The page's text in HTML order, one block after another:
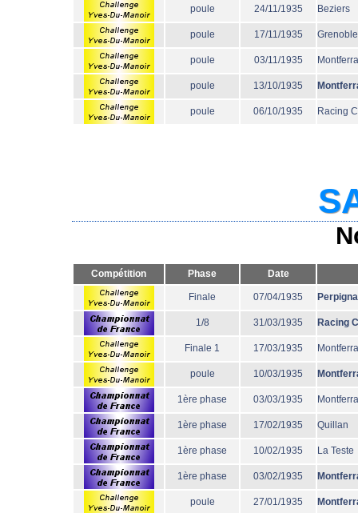
poule 24/11/1935 Beziers
poule 17/11/1935 Grenoble
poule 03/11/1935
poule 13/10/1935
poule 06/10/1935 Racing
Compétition Phase Date
Finale 07/04/1935
1/8 31/03/1935 Racing
Finale 1 17/03/1935
poule 10/03/1935
1ère phase 03/03/1935
1ère phase 17/02/1935 Quillan
1ère phase 10/02/1935 La Teste
1ère phase 03/02/1935
poule 27/01/1935